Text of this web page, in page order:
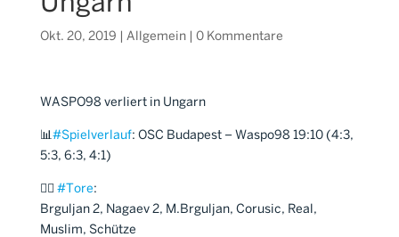
Okt. 20, 2019 Allgemein| 0 Kommentare
WASPO98 verliert in Ungarn
📊#Spielverlauf: OSC Budapest – Waspo98 19:10 (4:3,
5:3, 6:3, 4:1)
🤽‍♂ #Tore:
Brguljan 2, Nagaev 2, M.Brguljan, Corusic, Real,
Muslim, Schütze